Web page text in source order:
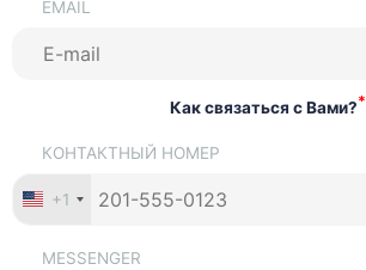
EMAIL
Как связаться с Вами?*
КОНТАКТНЫЙ НОМЕР
+1
MESSENGER